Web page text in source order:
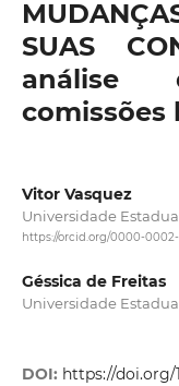
SUAS
análise
comissões
Vitor Vasquez
Universidade
https://orcid.org/0000-
Géssica de Freitas
Universidade
DOI: https://doi.org/